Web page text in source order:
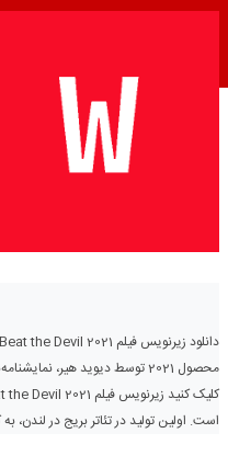
تاریخ انتشار:
محصول 2021 توسط دیوید هیر،
است. اولین تولید در تئاتر بریج در لندن،